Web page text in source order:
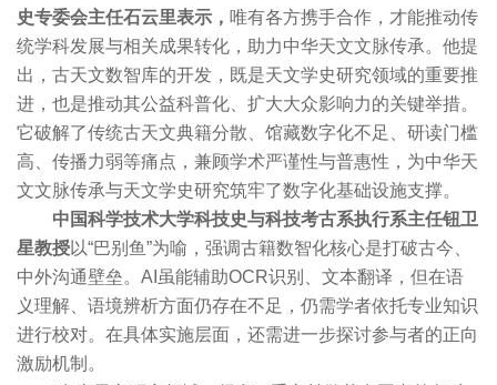
史专委会主任石云里表示， 唯有各方携手合作，才能推动传
统学科发展与相关成果转化，助力中华天文文脉传承。他提
出，古天文数智库的开发，既是天文学史研究领域的重要推
进，也是推动其公益科普化、扩大大众影响力的关键举措。
它破解了传统古天文典籍分散、馆藏数字化不足、研读门槛
高、传播力弱等痛点，兼顾学术严谨性与普惠性，为中华天
文文脉传承与天文学史研究筑牢了数字化基础设施支撑。
中国科学技术大学科技史与科技考古系执行系主任钮卫
星教授以“巴别鱼”为喻，强调古籍数智化核心是打破古今、
中外沟通壁垒。AI虽能辅助OCR识别、文本翻译，但在语
义理解、语境辨析方面仍存在不足，仍需学者依托专业知识
进行校对。在具体实施层面，还需进一步探讨参与者的正向
激励机制。